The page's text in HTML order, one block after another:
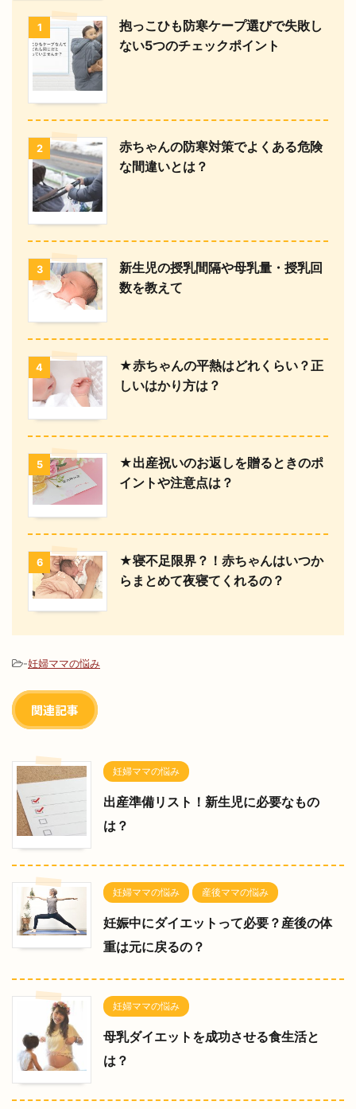
1
抱っこひも防寒ケープ選びで失敗し
ない5つのチェックポイント
2
赤ちゃんの防寒対策でよくある危険
な間違いとは？
3
新生児の授乳間隔や母乳量・授乳回
数を教えて
4
★赤ちゃんの平熱はどれくらい？正
しいはかり方は？
5
★出産祝いのお返しを贈るときのポ
イントや注意点は？
6
★寝不足限界？！赤ちゃんはいつか
らまとめて夜寝てくれるの？
-妊婦ママの悩み
関連記事
妊婦ママの悩み
出産準備リスト！新生児に必要なもの
は？
妊婦ママの悩み 産後ママの悩み
妊娠中にダイエットって必要？産後の体
重は元に戻るの？
妊婦ママの悩み
母乳ダイエットを成功させる食生活と
は？